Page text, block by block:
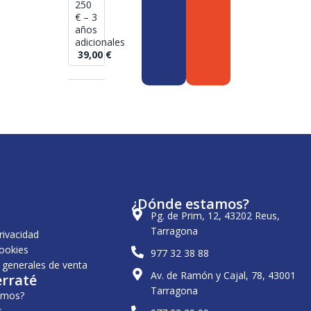
250
€ – 3
años
adicionales
39,00 €
de venta
¿Dónde estamos?
Pg. de Prim, 12, 43202 Reus,
Tarragona
977 32 38 88
Av. de Ramón y Cajal, 78, 43001
Tarragona